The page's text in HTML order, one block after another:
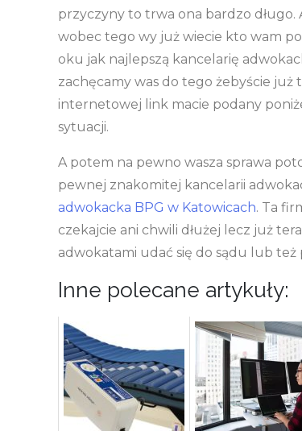
przyczyny to trwa ona bardzo długo.
wobec tego wy już wiecie kto wam
oku jak najlepszą kancelarię
zachęcamy was do tego żebyście
internetowej link macie podany
sytuacji.
A potem na pewno wasza sprawa
pewnej znakomitej kancelarii
adwokacka BPG w Katowicach. Ta
czekajcie ani chwili dłużej lecz już
adwokatami udać się do sądu lub
Inne polecane artykuły: